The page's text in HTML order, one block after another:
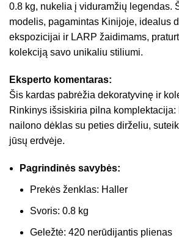
0.8 kg, nukelia į viduramžių legendas.
modelis, pagamintas Kinijoje, idealus
ekspozicijai ir LARP žaidimams,
kolekciją savo unikaliu stiliumi.
Eksperto komentaras:
Šis kardas pabrėžia dekoratyvinę ir
Rinkinys išsiskiria pilna
nailono dėklas su peties dirželiu,
jūsų erdvėje.
Pagrindinės savybės:
Prekės ženklas: Haller
Svoris: 0.8 kg
Geležtė: 420 nerūdijantis plienas